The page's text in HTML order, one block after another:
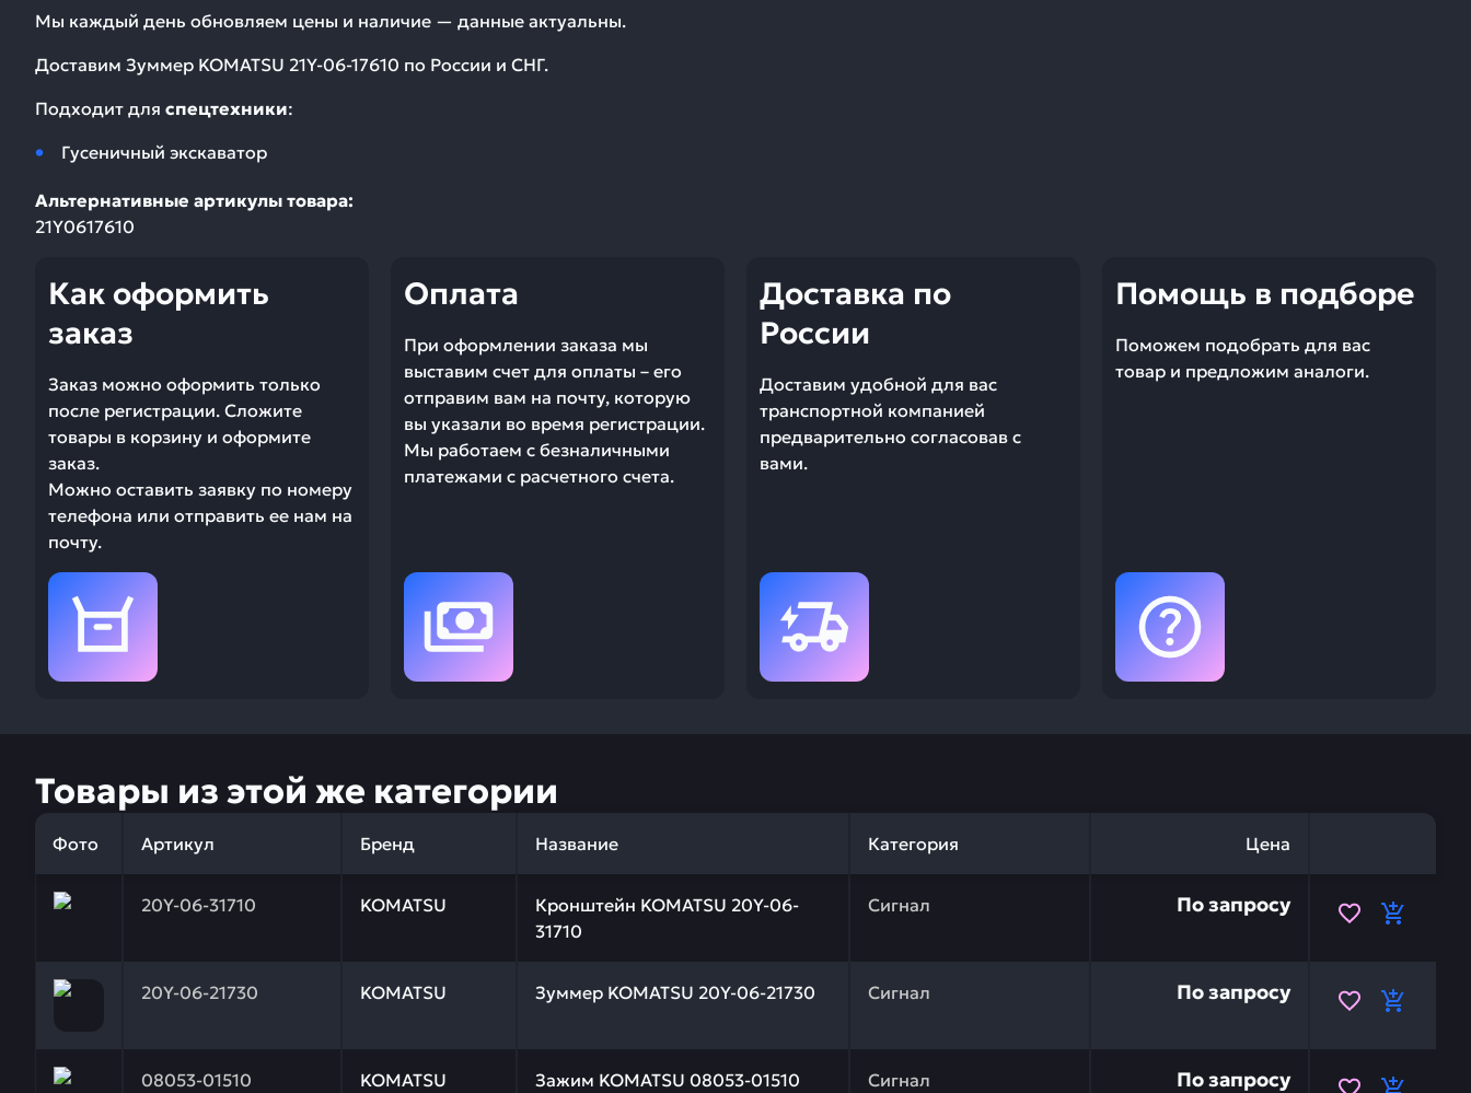
Мы каждый день обновляем цены и наличие — данные актуальны.
Доставим Зуммер KOMATSU 21Y-06-17610 по России и СНГ.
Подходит для спецтехники:
Гусеничный экскаватор
Альтернативные артикулы товара:
21Y0617610
Как оформить
заказ
Заказ можно оформить только
после регистрации. Сложите
товары в корзину и оформите
заказ.
Можно оставить заявку по номеру
телефона или отправить ее нам на
почту.
Оплата
При оформлении заказа мы
выставим счет для оплаты – его
отправим вам на почту, которую
вы указали во время регистрации.
Мы работаем с безналичными
платежами с расчетного счета.
Доставка по
России
Доставим удобной для вас
транспортной компанией
предварительно согласовав с
вами.
Помощь в подборе
Поможем подобрать для вас
товар и предложим аналоги.
Товары из этой же категории
Фото Артикул Бренд Название Категория Цена
20Y-06-31710 KOMATSU
Кронштейн KOMATSU 20Y-06-
31710
Сигнал
Заказывая запчасти у нас, вы получаете гарантию качества и профессиональный подбор. Кронштейн KOMATSU 20Y-06-31710 — это инвестиция в
По запросу
20Y-06-21730 KOMATSU Зуммер KOMATSU 20Y-06-21730 Сигнал
Заказывая запчасти у нас, вы получаете гарантию качества и профессиональный подбор. Зуммер KOMATSU 20Y-06-21730 — это инвестиция в
По запросу
08053-01510 KOMATSU Зажим KOMATSU 08053-01510 Сигнал
Заказывая запчасти у нас, вы получаете гарантию качества и профессиональный подбор. Зажим KOMATSU 08053-01510 — это инвестиция в бесперебойную
По запросу